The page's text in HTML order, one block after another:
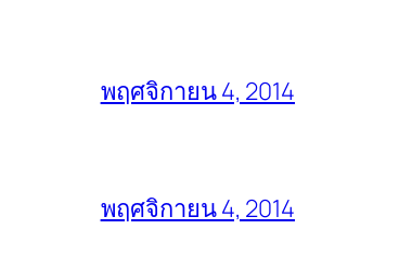
พฤศจิกายน 4, 2014
พฤศจิกายน 4, 2014